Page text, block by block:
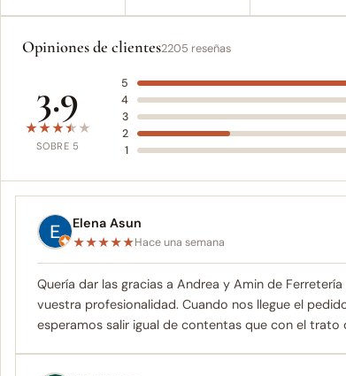
Opiniones de clientes2205 reseñas
3.9
★★★★ ★
SOBRE 5
5
4
3
2
1
Elena Asun
★★★★★Hace una semana
Quería dar las gracias a Andrea y Amin de
vuestra profesionalidad. Cuando nos llegue el
esperamos salir igual de contentas que con el trato